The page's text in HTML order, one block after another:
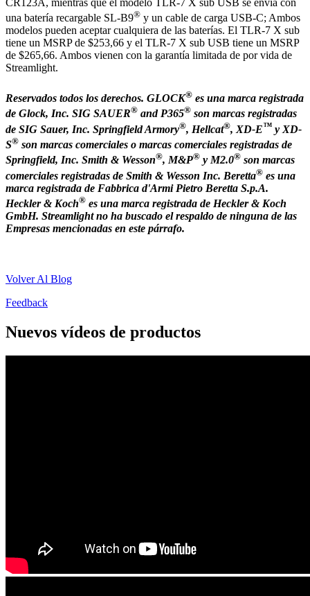
CR123A, mientras que el modelo TLR-7 X sub USB se envía con
una batería recargable SL-B9® y un cable de carga USB-C; Ambos
modelos pueden aceptar cualquiera de las baterías. El TLR-7 X sub
tiene un MSRP de $253,66 y el TLR-7 X sub USB tiene un MSRP
de $265,66. Ambos vienen con la garantía limitada de por vida de
Streamlight.
Reservados todos los derechos. GLOCK® es una marca registrada
de Glock, Inc. SIG SAUER® and P365® son marcas registradas
de SIG Sauer, Inc. Springfield Armory®, Hellcat®, XD-E™ y XD-
S® son marcas comerciales o marcas comerciales registradas de
Springfield, Inc. Smith & Wesson®, M&P® y M2.0® son marcas
comerciales registradas de Smith & Wesson Inc. Beretta® es una
marca registrada de Fabbrica d'Armi Pietro Beretta S.p.A.
Heckler & Koch® es una marca registrada de Heckler & Koch
GmbH. Streamlight no ha buscado el respaldo de ninguna de las
Empresas mencionadas en este párrafo.
Volver Al Blog
Feedback
Nuevos vídeos de productos